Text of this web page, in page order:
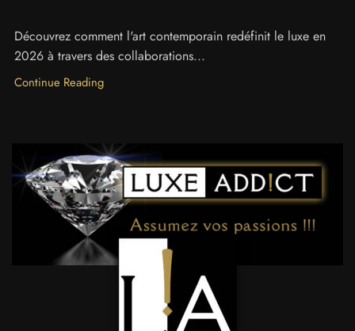
Découvrez comment l'art contemporain redéfinit le luxe en
2026 à travers des collaborations...
Continue Reading